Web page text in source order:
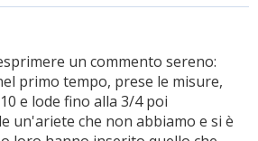
un commento sereno:
primo tempo, prese le misure,
e lode fino alla 3/4 poi
un'ariete che non abbiamo e si è